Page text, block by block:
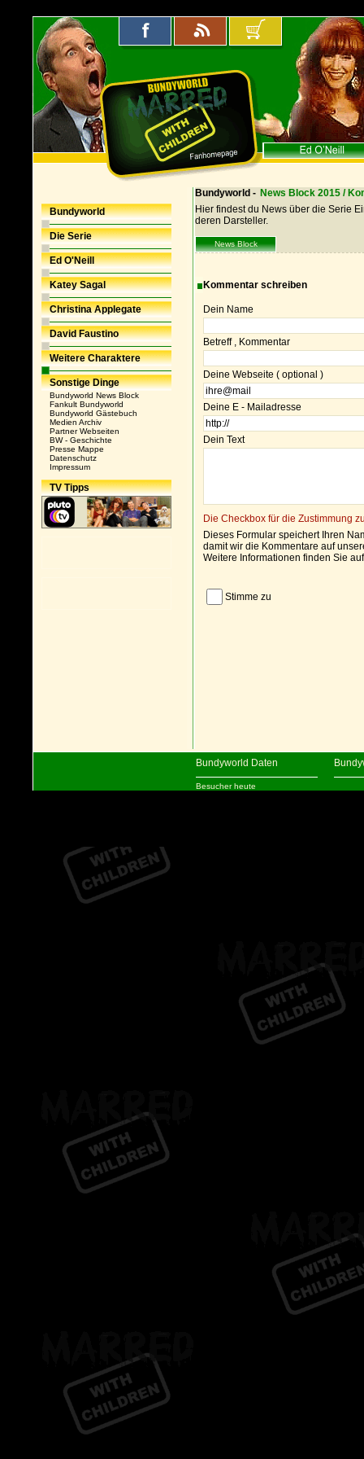
Bundyworld
Die Serie
Ed O'Neill
Katey Sagal
Christina Applegate
David Faustino
Weitere Charaktere
Sonstige Dinge
Bundyworld News Block
Fankult Bundyworld
Bundyworld Gästebuch
Medien Archiv
Partner Webseiten
BW - Geschichte
Presse Mappe
Datenschutz
Impressum
TV Tipps
Bundyworld - News Block 2015 /
Hier findest du News über die Serie
deren Darsteller.
News Block
Kommentar schreiben
Dein Name
Betreff , Kommentar
Deine Webseite ( optional )
Deine E - Mailadresse
Dein Text
Die Checkbox für die Zustimmung
Dieses Formular speichert Ihren
damit wir die Kommentare auf
Weitere Informationen finden Sie
Stimme zu
Bundyworld Daten
Besucher heute